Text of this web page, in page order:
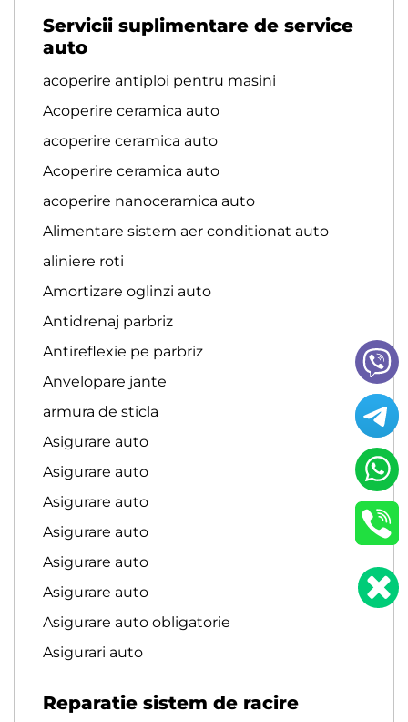
Servicii suplimentare de service
auto
acoperire antiploi pentru masini
Acoperire ceramica auto
acoperire ceramica auto
Acoperire ceramica auto
acoperire nanoceramica auto
Alimentare sistem aer conditionat auto
aliniere roti
Amortizare oglinzi auto
Antidrenaj parbriz
Antireflexie pe parbriz
Anvelopare jante
armura de sticla
Asigurare auto
Asigurare auto
Asigurare auto
Asigurare auto
Asigurare auto
Asigurare auto
Asigurare auto obligatorie
Asigurari auto
Reparatie sistem de racire